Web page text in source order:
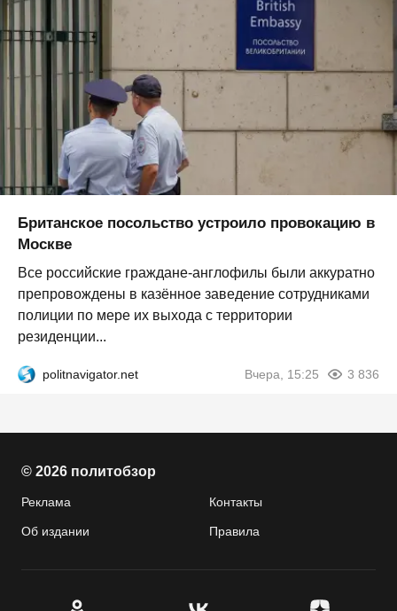
Британское посольство устроило провокацию в
Москве
Все российские граждане-англофилы были аккуратно
препровождены в казённое заведение сотрудниками
полиции по мере их выхода с территории
резиденции...
politnavigator.net Вчера, 15:25 3 836
© 2026 политобзор
Реклама Контакты
Об издании Правила